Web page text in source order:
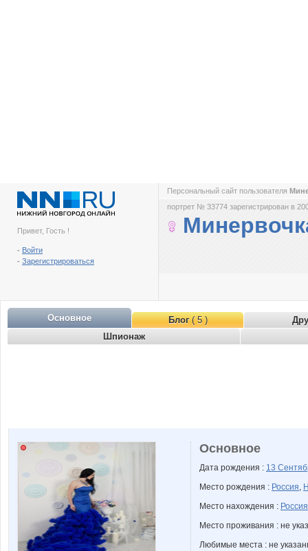
Привет, Гость !
- Войти
- Зарегистрироваться
Персональный сайт пользователя
портрет № 33774 зарегистрирован в
Основное Блог( 5 )
Шпионаж
Основное
Дата рождения : 13
Место рождения : Россия,
Место нахождения : Россия
Место проживания : не
Любимые места : не